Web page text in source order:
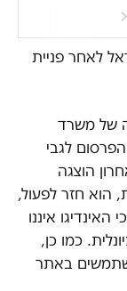
לאחר פניית
של משרד
לגבי
הוצגה
הוא חזר לפעול,
איננו
כמו כן,
באתר